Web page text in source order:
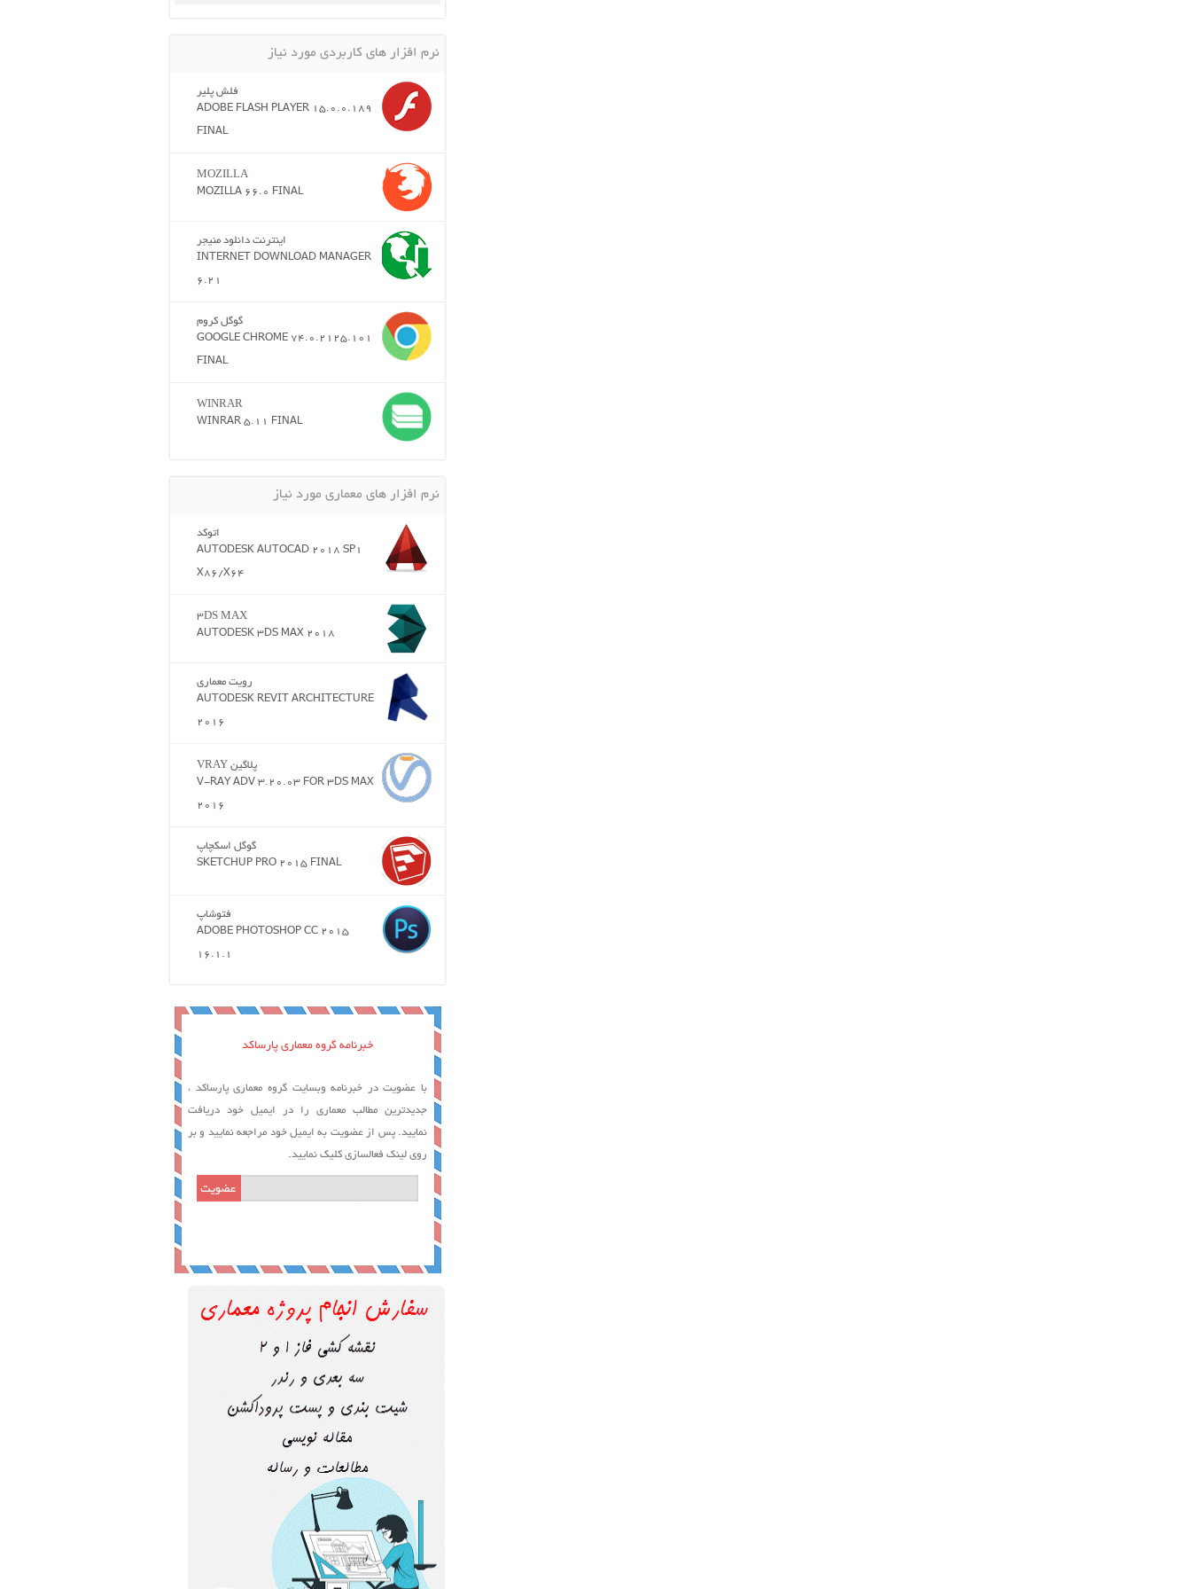
نرم افزار های کاربردی مورد نیاز
فلش پلیر
ADOBE FLASH PLAYER 15.0.0.189
FINAL
MOZILLA
MOZILLA 66.0 FINAL
اینترنت دانلود منیجر
INTERNET DOWNLOAD MANAGER
6.21
گوگل کروم
GOOGLE CHROME 74.0.2125.101
FINAL
WINRAR
WINRAR 5.11 FINAL
نرم افزار های معماری مورد نیاز
اتوکد
AUTODESK AUTOCAD 2018 SP1
X86/X64
3DS MAX
AUTODESK 3DS MAX 2018
رویت معماری
AUTODESK REVIT ARCHITECTURE
2016
پلاگین VRAY
V-RAY ADV 3.20.03 FOR 3DS MAX
2016
گوگل اسکچاپ
SKETCHUP PRO 2015 FINAL
فتوشاپ
ADOBE PHOTOSHOP CC 2015
16.1.1
خبرنامه گروه معماری پارساکد
با عضویت در خبرنامه وبسایت گروه معماری پارساکد ،
جدیدترین مطالب معماری را در ایمیل خود دریافت
نمایید. پس از عضویت به ایمیل خود مراجعه نمایید و بر
روی لینک فعالسازی کلیک نمایید.